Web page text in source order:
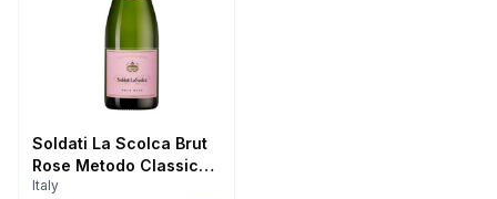
Soldati La Scolca Brut
Rose Metodo Classico
DOCG
Italy